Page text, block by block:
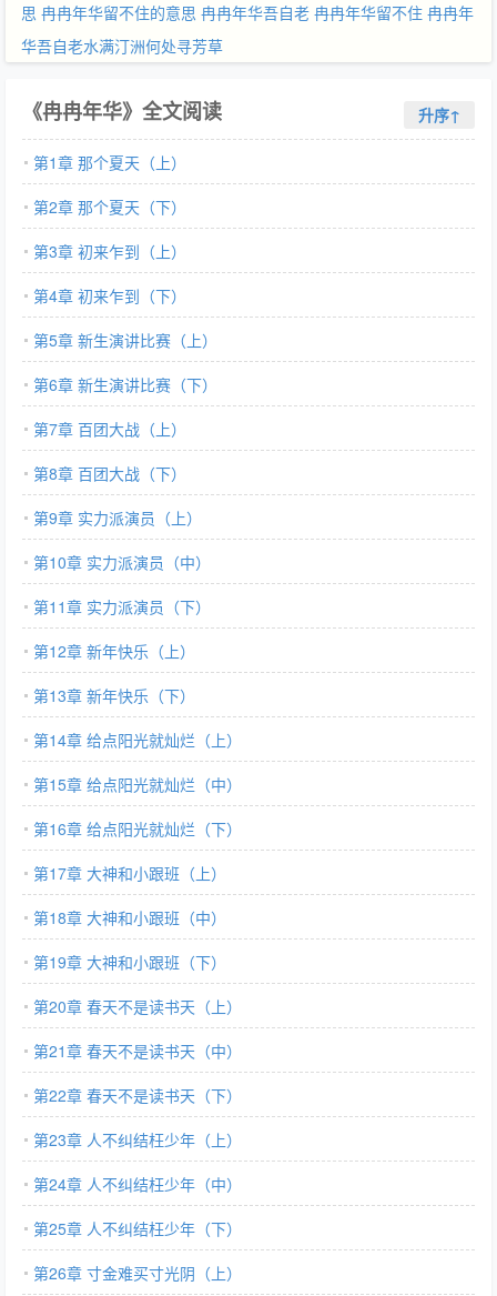
思 冉冉年华留不住的意思 冉冉年华吾自老 冉冉年华留不住 冉冉年
华吾自老水满汀洲何处寻芳草
《冉冉年华》全文阅读 升序↑
第1章 那个夏天（上）
第2章 那个夏天（下）
第3章 初来乍到（上）
第4章 初来乍到（下）
第5章 新生演讲比赛（上）
第6章 新生演讲比赛（下）
第7章 百团大战（上）
第8章 百团大战（下）
第9章 实力派演员（上）
第10章 实力派演员（中）
第11章 实力派演员（下）
第12章 新年快乐（上）
第13章 新年快乐（下）
第14章 给点阳光就灿烂（上）
第15章 给点阳光就灿烂（中）
第16章 给点阳光就灿烂（下）
第17章 大神和小跟班（上）
第18章 大神和小跟班（中）
第19章 大神和小跟班（下）
第20章 春天不是读书天（上）
第21章 春天不是读书天（中）
第22章 春天不是读书天（下）
第23章 人不纠结枉少年（上）
第24章 人不纠结枉少年（中）
第25章 人不纠结枉少年（下）
第26章 寸金难买寸光阴（上）